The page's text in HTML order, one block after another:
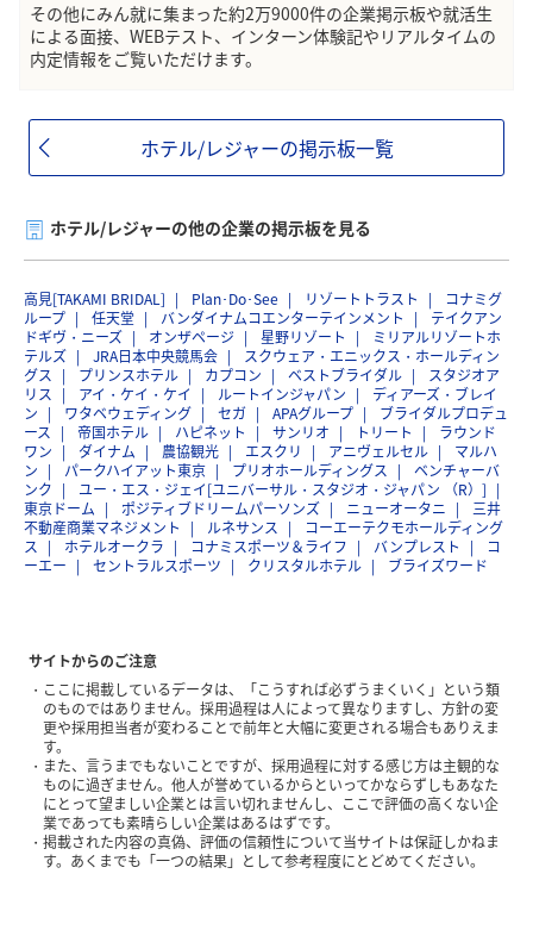
その他にみん就に集まった約2万9000件の企業掲示板や就活生
による面接、WEBテスト、インターン体験記やリアルタイムの
内定情報をご覧いただけます。
ホテル/レジャーの掲示板一覧
ホテル/レジャーの他の企業の掲示板を見る
高見[TAKAMI BRIDAL] Plan･Do･See リゾートトラスト
コナミグ
ループ
任天堂 バンダイナムコエンターテインメント
テイクアン
ドギヴ・ニーズ
オンザページ 星野リゾート
ミリアルリゾートホ
テルズ
JRA日本中央競馬会
スクウェア・エニックス・ホールディン
グス
プリンスホテル カプコン ベストブライダル
スタジオア
リス
アイ・ケイ・ケイ ルートインジャパン
ディアーズ・ブレイ
ン
ワタベウェディング セガ APAグループ
ブライダルプロデュ
ース
帝国ホテル ハピネット サンリオ トリート
ラウンド
ワン
ダイナム 農協観光 エスクリ アニヴェルセル
マルハ
ン
パークハイアット東京 プリオホールディングス
ベンチャーバ
ンク
ユー・エス・ジェイ[ユニバーサル・スタジオ・ジャパン （R）]
東京ドーム
ポジティブドリームパーソンズ ニューオータニ
三井
不動産商業マネジメント
ルネサンス
コーエーテクモホールディング
ス
ホテルオークラ コナミスポーツ＆ライフ バンプレスト
コ
ーエー
セントラルスポーツ クリスタルホテル ブライズワード
サイトからのご注意
ここに掲載しているデータは、「こうすれば必ずうまくいく」という類
のものではありません。採用過程は人によって異なりますし、方針の変
更や採用担当者が変わることで前年と大幅に変更される場合もありえま
す。
また、言うまでもないことですが、採用過程に対する感じ方は主観的な
ものに過ぎません。他人が誉めているからといってかならずしもあなた
にとって望ましい企業とは言い切れませんし、ここで評価の高くない企
業であっても素晴らしい企業はあるはずです。
掲載された内容の真偽、評価の信頼性について当サイトは保証しかねま
す。あくまでも「一つの結果」として参考程度にとどめてください。